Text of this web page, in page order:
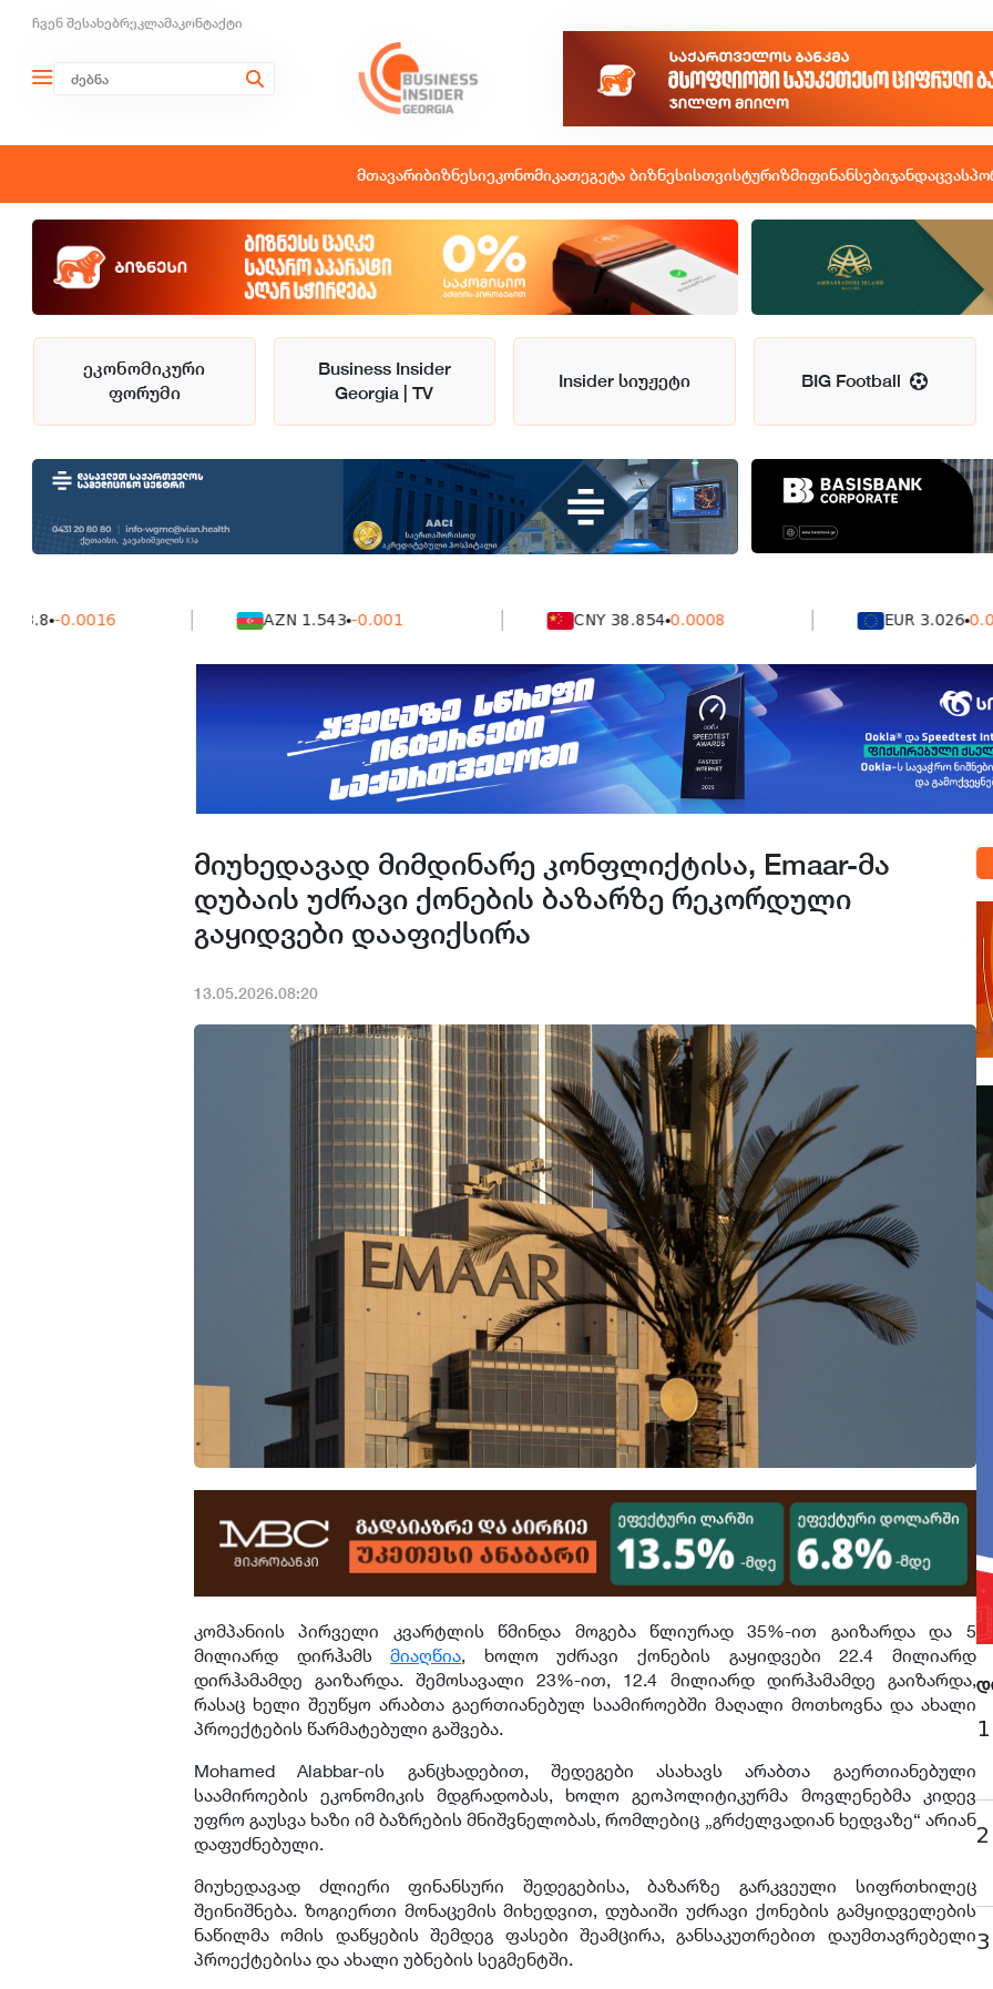
ჩვენ შესახებრეკლამაკონტაქტი
მთავარიბიზნესიეკონომიკათეგეტა ბიზნესისთვისტურიზმიფინანსებიჯანდაცვა
ეკონომიკური
ფორუმი
Business Insider
Georgia | TV
Insider სიუჟეტი BIG Football
AZN 1.543 -0.001 CNY 38.854 0.0008 EUR 3.026 0.0041
მიუხედავად მიმდინარე კონფლიქტისა, Emaar-მა
დუბაის უძრავი ქონების ბაზარზე რეკორდული
გაყიდვები დააფიქსირა
13.05.2026.08:20
კომპანიის პირველი კვარტლის წმინდა მოგება წლიურად 35%-ით გაიზარდა და 5
მილიარდ დირჰამსმიაღწია, ხოლო უძრავი ქონების გაყიდვები 22.4 მილიარდ
დირჰამამდე გაიზარდა. შემოსავალი 23%-ით, 12.4 მილიარდ დირჰამამდე გაიზარდა,
რასაც ხელი შეუწყო არაბთა გაერთიანებულ საამიროებში მაღალი მოთხოვნა და ახალი
პროექტების წარმატებული გაშვება.
Mohamed Alabbar-ის განცხადებით, შედეგები ასახავს არაბთა გაერთიანებული
საამიროების ეკონომიკის მდგრადობას, ხოლო გეოპოლიტიკურმა მოვლენებმა კიდევ
უფრო გაუსვა ხაზი იმ ბაზრების მნიშვნელობას, რომლებიც „გრძელვადიან ხედვაზე“ არიან
დაფუძნებული.
მიუხედავად ძლიერი ფინანსური შედეგებისა, ბაზარზე გარკვეული სიფრთხილეც
შეინიშნება. ზოგიერთი მონაცემის მიხედვით, დუბაიში უძრავი ქონების გამყიდველების
ნაწილმა ომის დაწყების შემდეგ ფასები შეამცირა, განსაკუთრებით დაუმთავრებელი
პროექტებისა და ახალი უბნების სეგმენტში.
1
2
3